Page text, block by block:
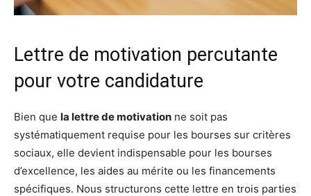
Lettre de motivation percutante
pour votre candidature
Bien que la lettre de motivation ne soit pas
systématiquement requise pour les bourses sur critères
sociaux, elle devient indispensable pour les bourses
d’excellence, les aides au mérite ou les financements
spécifiques. Nous structurons cette lettre en trois parties